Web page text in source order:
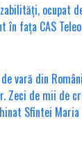
ocupat
în fața CAS
vară din
Zeci de mii de
Sfintei Maria